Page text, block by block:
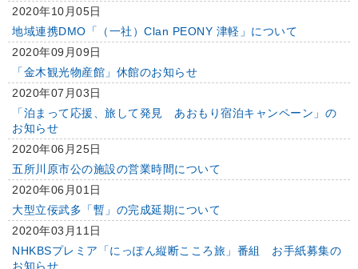
2020年10月05日
地域連携DMO「（一社）Clan PEONY 津軽」について
2020年09月09日
「金木観光物産館」休館のお知らせ
2020年07月03日
「泊まって応援、旅して発見 あおもり宿泊キャンペーン」の
お知らせ
2020年06月25日
五所川原市公の施設の営業時間について
2020年06月01日
大型立佞武多「暫」の完成延期について
2020年03月11日
NHKBSプレミア「にっぽん縦断こころ旅」番組 お手紙募集の
お知らせ